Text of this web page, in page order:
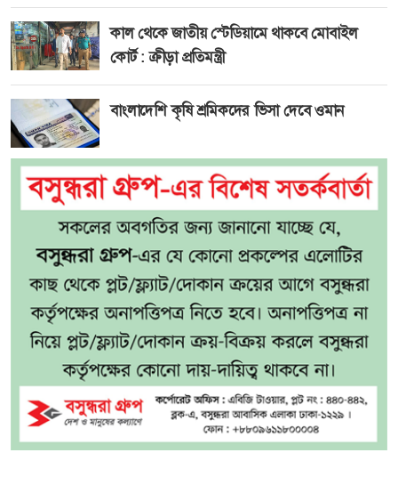
কাল থেকে জাতীয় স্টেডিয়ামে থাকবে মোবাইল
কোর্ট : ক্রীড়া প্রতিমন্ত্রী
বাংলাদেশি কৃষি শ্রমিকদের ভিসা দেবে ওমান